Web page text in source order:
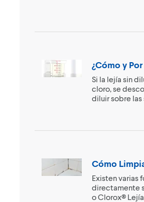
¿Cómo y
Si la lejía sin
cloro, se
diluir sobre las
Cómo
Existen varias
directamente
o Clorox®